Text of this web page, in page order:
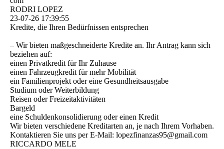
RODRI LOPEZ
23-07-26 17:39:55
Kredite, die Ihren Bedürfnissen entsprechen
– Wir bieten maßgeschneiderte Kredite an. Ihr Antrag kann sich
beziehen auf:
einen Privatkredit für Ihr Zuhause
einen Fahrzeugkredit für mehr Mobilität
ein Familienprojekt oder eine Gesundheitsausgabe
Studium oder Weiterbildung
Reisen oder Freizeitaktivitäten
Bargeld
eine Schuldenkonsolidierung oder einen Kredit
Wir bieten verschiedene Kreditarten an, je nach Ihrem Vorhaben.
Kontaktieren Sie uns per E-Mail: lopezfinanzas95@­gmail.­com
RICCARDO MELE